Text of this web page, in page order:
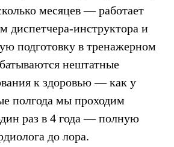
месяцев — работает
диспетчера-инструктора и
подготовку в тренажерном
нештатные
к здоровью — как у
полгода мы проходим
раз в 4 года — полную
до лора.